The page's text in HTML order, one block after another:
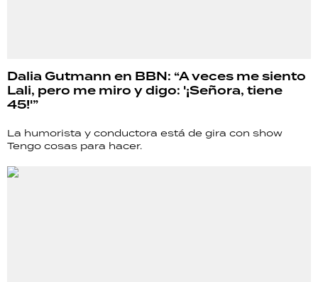
Dalia Gutmann en BBN: “A veces me siento
Lali, pero me miro y digo: '¡Señora, tiene
45!'”
La humorista y conductora está de gira con show
Tengo cosas para hacer.